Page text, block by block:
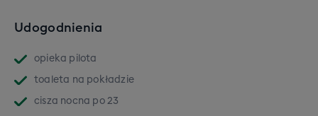
Udogodnienia
opieka pilota
toaleta na pokładzie
cisza nocna po 23